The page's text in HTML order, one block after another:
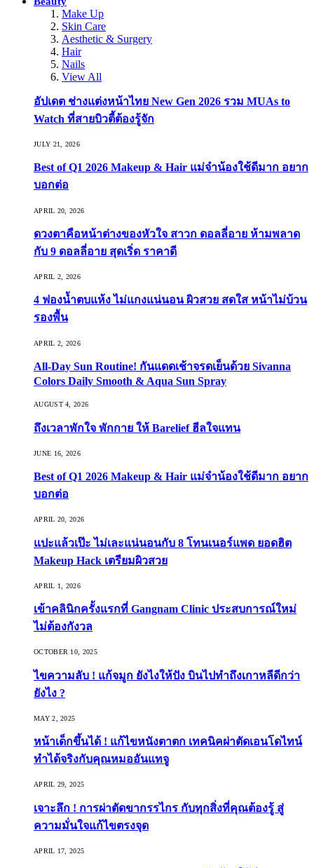
Make Up
Skin Care
Aesthetic & Surgery
Hair
Nails
View All
อัปเดต ช่างแต่งหน้าไทย New Gen 2026 รวม MUAs to
Watch ที่สายบิวตี้ต้องรู้จัก
JULY 21, 2026
Best of Q1 2026 Makeup & Hair แม่จ๋าน้องใช้ดีมาก อยาก
บอกต่อ
APRIL 20, 2026
ดวงตาคือหน้าต่างของหัวใจ สาวก ดอลลี่อาย ห้ามพลาด
กับ 9 ดอลลี่อาย สุดเริ่ด ราคาดี
APRIL 2, 2026
4 ฟองน้ำตบแห้ง ไม่แกงแน่นอน ผิวสวย สดใส หน้าไม่บ้วน
รองพื้น
APRIL 2, 2026
All-Day Sun Routine! กันแดดเช้าจรดเย็นด้วย Sivanna
Colors Daily Smooth & Aqua Sun Spray
AUGUST 4, 2026
ถึงเวลาพักใจ พักกาย ให้ Barelief ฮีลใจแทน
JUNE 16, 2026
Best of Q1 2026 Makeup & Hair แม่จ๋าน้องใช้ดีมาก อยาก
บอกต่อ
APRIL 20, 2026
แปะแล้วเป๊ะ ไม่เละแน่นอนกับ 8 โทนเนอร์แพด ยอดฮิต
Makeup Hack เตรียมผิวสวย
APRIL 1, 2026
เข้าคลินิกครั้งแรกที่ Gangnam Clinic ประสบการณ์ใหม่
ไม่ต้องกังวล
OCTOBER 10, 2025
ไขความลับ ! แก้จมูก ยังไงให้ปัง บินไปทำถึงเกาหลีดีกว่า
ยังไง ?
MAY 2, 2025
หน้าเด็กขึ้นได้ ! แก้ไขหนังตาตก เทคนิคผ่าตัดเอนโดไทน์
ทำได้จริงกับคุณหมออันแทจู
APRIL 29, 2025
เจาะลึก ! การผ่าตัดขากรรไกร กับทุกสิ่งที่คุณต้องรู้ สู่
ความมั่นใจแก้ไขตรงจุด
APRIL 17, 2025